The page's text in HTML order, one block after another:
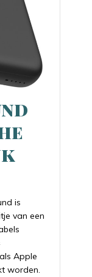
is
van een
Apple
worden.